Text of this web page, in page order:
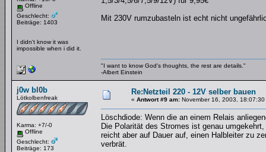
Offline
Geschlecht:
Beiträge: 1403
I didn't know it was
impossible when i did it.
Mit 230V rumzubasteln ist echt nicht
"I want to know God's thoughts, the rest are details."
-Albert Einstein
j0w bl0b
Lötkolbenfreak
Karma: +7/-0
Offline
Geschlecht:
Beiträge: 173
Re:Netzteil 220 - 12V selber bauen
« Antwort #9 am: November 16, 2003, 18:07:30
Löschdiode: Wenn die an einem Relais
Die Polarität des Stromes ist genau
reicht aber auf Dauer auf, einen Halbleiter zu
verbrät.